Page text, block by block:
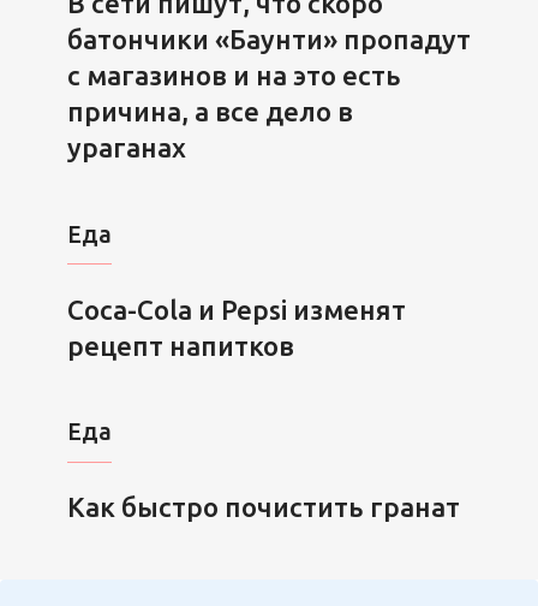
батончики «Баунти» пропадут
с магазинов и на это есть
причина, а все дело в
ураганах
Еда
Сoca-Cola и Pepsi изменят
рецепт напитков
Еда
Как быстро почистить гранат